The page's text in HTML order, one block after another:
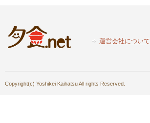
運営会社について
Copyright(c) Yoshikei Kaihatsu All rights Reserved.